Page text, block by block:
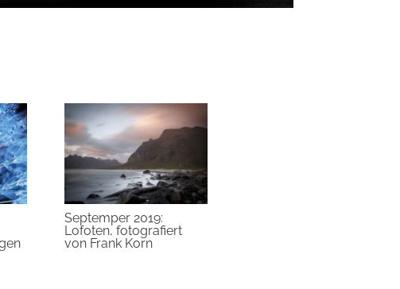
Septemper 2019:
Lofoten, fotografiert
von Frank Korn